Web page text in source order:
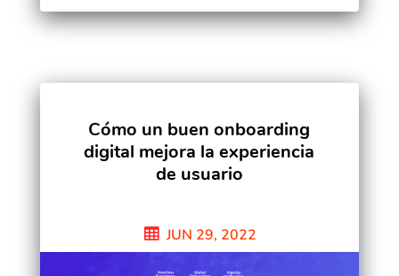
Cómo un buen onboarding
digital mejora la experiencia
de usuario
JUN 29, 2022